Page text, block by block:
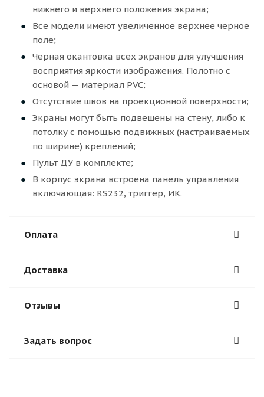
нижнего и верхнего положения экрана;
Все модели имеют увеличенное верхнее черное
поле;
Черная окантовка всех экранов для улучшения
восприятия яркости изображения. Полотно с
основой — материал PVC;
Отсутствие швов на проекционной поверхности;
Экраны могут быть подвешены на стену, либо к
потолку с помощью подвижных (настраиваемых
по ширине) креплений;
Пульт ДУ в комплекте;
В корпус экрана встроена панель управления
включающая: RS232, триггер, ИК.
Оплата
Доставка
Отзывы
Задать вопрос